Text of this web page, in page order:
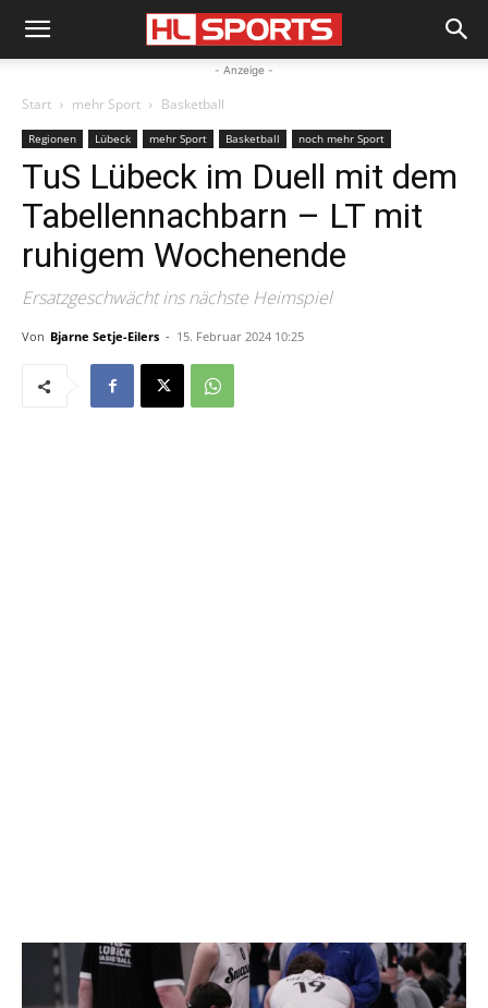
- Anzeige -
Start mehr Sport Basketball
Regionen Lübeck mehr Sport Basketball noch mehr Sport
TuS Lübeck im Duell mit dem
Tabellennachbarn – LT mit
ruhigem Wochenende
Ersatzgeschwächt ins nächste Heimspiel
Von Bjarne Setje-Eilers - 15. Februar 2024 10:25